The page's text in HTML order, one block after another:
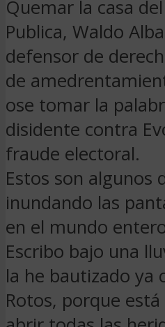
Quemar la casa
Publica, Waldo
defensor de
de
ose tomar la
disidente contra
fraude electoral.
Estos son algunos
inundando las
en el mundo
Escribo bajo una
la he bautizado ya
Rotos, porque